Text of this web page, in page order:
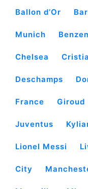
Ballon d’Or
Munich
Chelsea
Deschamps
France Giroud
Juventus
Lionel Messi
City